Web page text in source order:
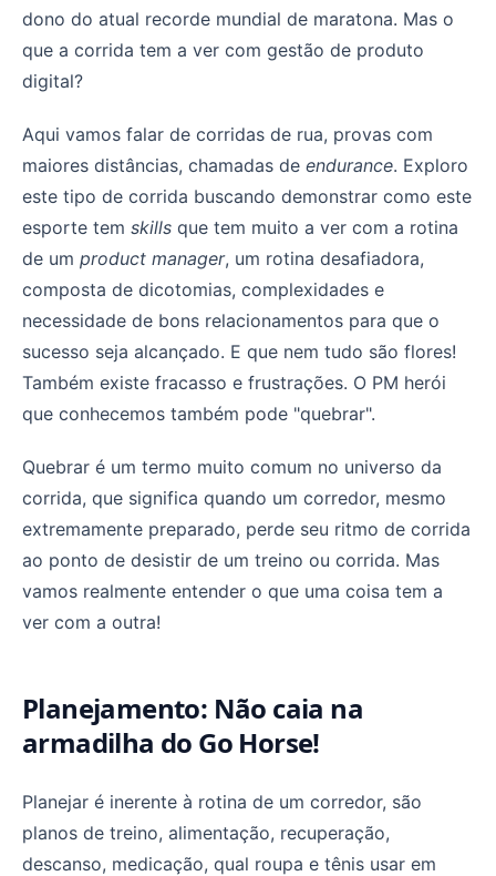
dono do atual recorde mundial de maratona. Mas o
que a corrida tem a ver com gestão de produto
digital?
Aqui vamos falar de corridas de rua, provas com
maiores distâncias, chamadas de endurance. Exploro
este tipo de corrida buscando demonstrar como este
esporte tem skills que tem muito a ver com a rotina
de um product manager, um rotina desafiadora,
composta de dicotomias, complexidades e
necessidade de bons relacionamentos para que o
sucesso seja alcançado. E que nem tudo são flores!
Também existe fracasso e frustrações. O PM herói
que conhecemos também pode "quebrar".
Quebrar é um termo muito comum no universo da
corrida, que significa quando um corredor, mesmo
extremamente preparado, perde seu ritmo de corrida
ao ponto de desistir de um treino ou corrida. Mas
vamos realmente entender o que uma coisa tem a
ver com a outra!
Planejamento: Não caia na
armadilha do Go Horse!
Planejar é inerente à rotina de um corredor, são
planos de treino, alimentação, recuperação,
descanso, medicação, qual roupa e tênis usar em